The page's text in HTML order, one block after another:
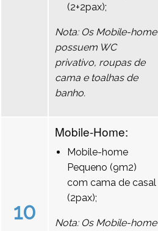
(2+2pax);
Nota: Os Mobile-home
possuem WC
privativo, roupas de
cama e toalhas de
banho.
10
Mobile-Home:
Mobile-home
Pequeno (9m2)
com cama de casal
(2pax);
Nota: Os Mobile-home